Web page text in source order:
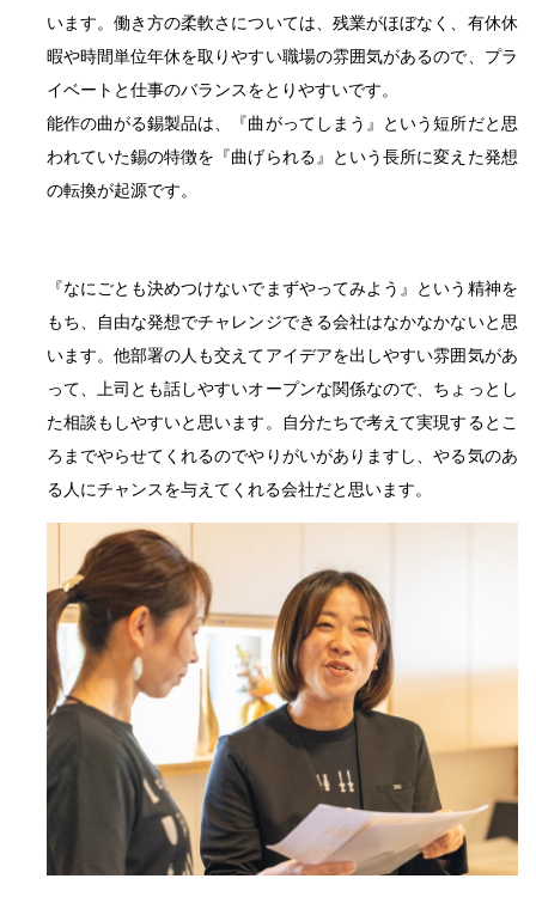
います。働き方の柔軟さについては、残業がほぼなく、有休休
暇や時間単位年休を取りやすい職場の雰囲気があるので、プラ
イベートと仕事のバランスをとりやすいです。
能作の曲がる錫製品は、『曲がってしまう』という短所だと思
われていた錫の特徴を『曲げられる』という長所に変えた発想
の転換が起源です。
『なにごとも決めつけないでまずやってみよう』という精神を
もち、自由な発想でチャレンジできる会社はなかなかないと思
います。他部署の人も交えてアイデアを出しやすい雰囲気があ
って、上司とも話しやすいオープンな関係なので、ちょっとし
た相談もしやすいと思います。自分たちで考えて実現するとこ
ろまでやらせてくれるのでやりがいがありますし、やる気のあ
る人にチャンスを与えてくれる会社だと思います。